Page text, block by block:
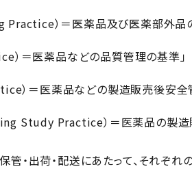
Practice）＝医薬品及び医薬部外品
）＝医薬品などの品質管理の基準」
）＝医薬品などの製造販売後安全
Study Practice）＝医薬品の製造
管・出荷・配送にあたって、それぞ